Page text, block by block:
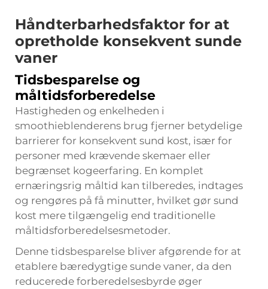
Håndterbarhedsfaktor for at
opretholde konsekvent sunde
vaner
Tidsbesparelse og
måltidsforberedelse
Hastigheden og enkelheden i
smoothieblenderens brug fjerner betydelige
barrierer for konsekvent sund kost, især for
personer med krævende skemaer eller
begrænset kogeerfaring. En komplet
ernæringsrig måltid kan tilberedes, indtages
og rengøres på få minutter, hvilket gør sund
kost mere tilgængelig end traditionelle
måltidsforberedelsesmetoder.
Denne tidsbesparelse bliver afgørende for at
etablere bæredygtige sunde vaner, da den
reducerede forberedelsesbyrde øger